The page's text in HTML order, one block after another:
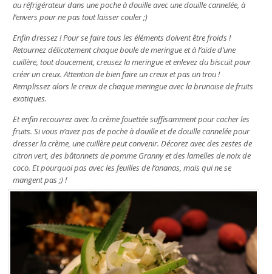
au réfrigérateur dans une poche à douille avec une douille cannelée, à
l’envers pour ne pas tout laisser couler ;)
Enfin dressez ! Pour se faire tous les éléments doivent être froids !
Retournez délicatement chaque boule de meringue et à l’aide d’une
cuillère, tout doucement, creusez la meringue et enlevez du biscuit pour
créer un creux. Attention de bien faire un creux et pas un trou !
Remplissez alors le creux de chaque meringue avec la brunoise de fruits
exotiques.
Et enfin recouvrez avec la crème fouettée suffisamment pour cacher les
fruits. Si vous n’avez pas de poche à douille et de douille cannelée pour
dresser la crème, une cuillère peut convenir. Décorez avec des zestes de
citron vert, des bâtonnets de pomme Granny et des lamelles de noix de
coco. Et pourquoi pas avec les feuilles de l’ananas, mais qui ne se
mangent pas ;) !